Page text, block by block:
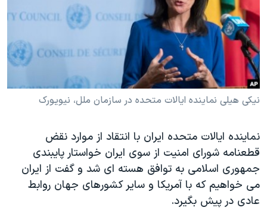
فرهنگ و زندگی
حقوق شهروندی
اقتصادی
علم و فناوری
اسرائیل در جنگ
آرشیو پخش زنده
مستندها
انتخابات ریاست جمهوری آمریکا ۲۰۲۴
حمله جمهوری اسلامی به اسرائیل
رمز مهسا
ورزش زنان در ایران
مجموعه مستندهای دادخواهی
تریبونال مردمی آبان ۹۸
دادگاه حمید نوری
چهل سال گروگان‌گیری
دنبال کنید
زبانهای مختلف
نیکی هیلی نماینده ایالات متحده در سازمان ملل، نیویورک
نماینده ایالات متحده ایران با انتقاد از موارد نقض
قطعنامه شورای امنیت از سوی ایران خواستار پایبندی
جمهوری اسلامی به توافق هسته ای شد و گفت از ایران
می خواهیم که با آمریکا و سایر کشورهای جهان روابط
عادی در پیش بگیرد.